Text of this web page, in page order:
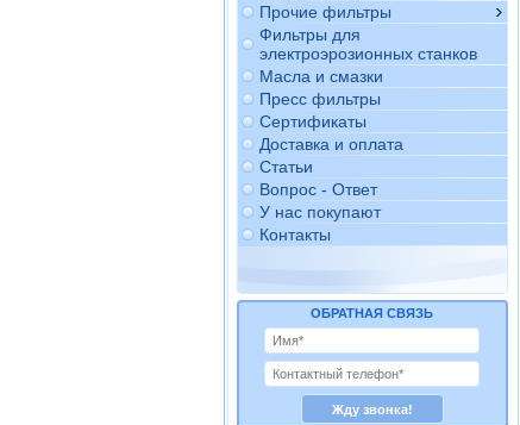
Прочие фильтры
Фильтры для
электроэрозионных станков
Масла и смазки
Пресс фильтры
Сертификаты
Доставка и оплата
Статьи
Вопрос - Ответ
У нас покупают
Контакты
ОБРАТНАЯ СВЯЗЬ